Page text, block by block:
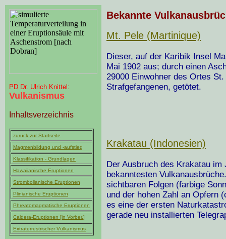
PD Dr. Ulrich Knittel:
Vulkanismus
Inhaltsverzeichnis
zurück zur Startseite
Magmenbildung und -aufstieg
Klassifikation - Grundlagen
Hawaiianische Eruptionen
Strombolianische Eruptionen
Plinianische Eruptionen
Phreatomagmatische Eruptionen
Caldera-Eruptionen [in Vorber.]
Extraterrestrischer Vulkanismus
Bekannte
Mt. Pele (Martinique)
Dieser, auf der Karibik Insel
Mai 1902 aus; durch einen
29000 Einwohner des Ortes
Strafgefangenen, getötet.
Krakatau (Indonesien)
Der Ausbruch des Krakatau
bekanntesten
sichtbaren Folgen (farbige
und der hohen Zahl an Opfern
es eine der ersten
gerade neu installierten